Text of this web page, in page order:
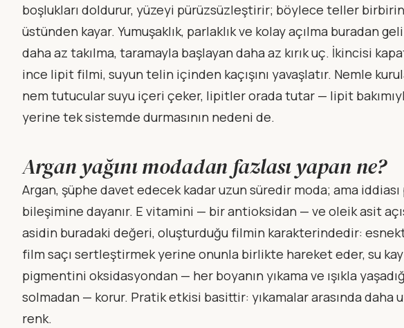
boşlukları doldurur, yüzeyi pürüzsüzleştirir; böylece teller
üstünden kayar. Yumuşaklık, parlaklık ve kolay açılma buradan
daha az takılma, taramayla başlayan daha az kırık uç. İkincisi
ince lipit filmi, suyun telin içinden kaçışını yavaşlatır. Nemle
nem tutucular suyu içeri çeker, lipitler orada tutar — lipit
yerine tek sistemde durmasının nedeni de.
Argan yağını modadan fazlası yapan ne?
Argan, şüphe davet edecek kadar uzun süredir moda; ama
bileşimine dayanır. E vitamini — bir antioksidan — ve oleik asit
asidin buradaki değeri, oluşturduğu filmin karakterindedir:
film saçı sertleştirmek yerine onunla birlikte hareket eder, su
pigmentini oksidasyondan — her boyanın yıkama ve ışıkla
solmadan — korur. Pratik etkisi basittir: yıkamalar arasında daha
renk.